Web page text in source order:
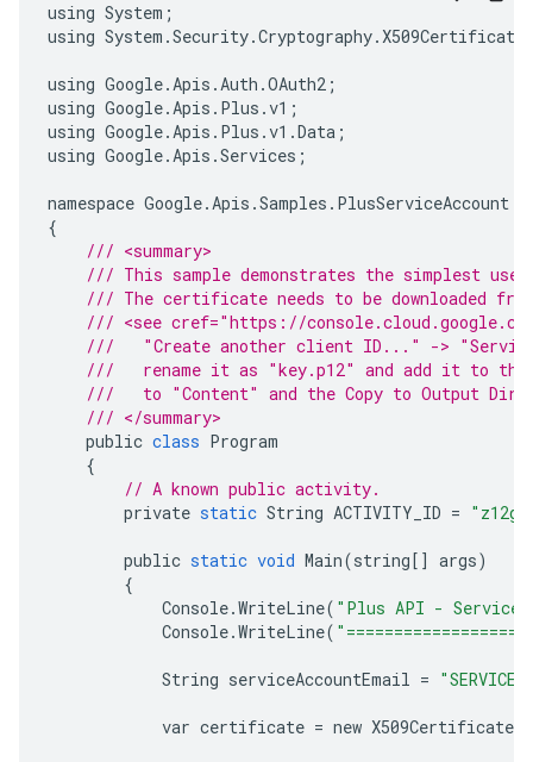
using System ;
using System .Security.Cryptography.X509Certificates
using Google.Apis .Auth .OAuth2 ;
using Google.Apis . Plus .v1 ;
using Google.Apis . Plus .v1 .Data ;
using Google.Apis .Services ;
namespace Google.Apis .Samples . PlusServiceAccount
{
/// <summary>
/// This sample demonstrates the simplest
/// The certificate needs to be downloaded
/// <see cref="https://
///   "Create another client ID..." -> "Service
///   rename it as "key.p12" and add it to
///   to "Content" and the Copy to Output
/// </summary>
public class Program
{
// A known public activity.
private static String ACTIVITY_ID =
public static void Main(string[] args)
{
Console.WriteLine( "Plus API - Service
Console.WriteLine(
String serviceAccountEmail =
var certificate = new X509Certificate2